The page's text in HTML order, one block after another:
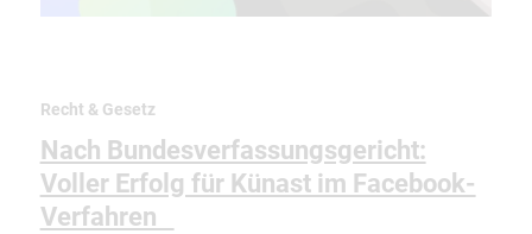
Recht & Gesetz
Nach Bundesverfassungsgericht:
Voller Erfolg für Künast im Facebook-
Verfahren